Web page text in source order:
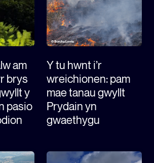
am
brys
y
pasio
Y tu hwnt i’r
wreichionen: pam
mae tanau gwyllt
Prydain yn
gwaethygu
IEUENCTID